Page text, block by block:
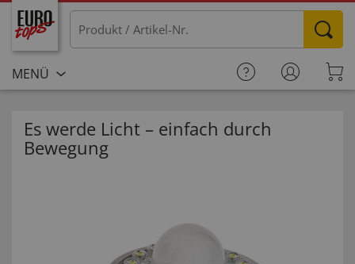
MENÜ
Es werde Licht – einfach durch
Bewegung